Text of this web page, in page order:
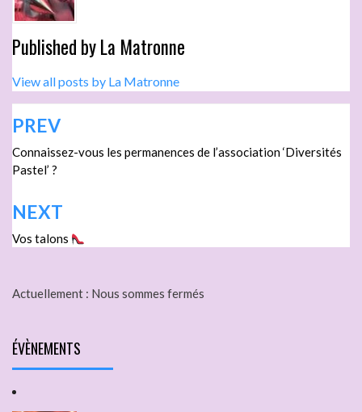
Published byLa Matronne
View all posts by La Matronne
PREV
Connaissez-vous les permanences de l’association ‘Diversités
Pastel’ ?
NEXT
Vos talons
Actuellement : Nous sommes fermés
ÉVÈNEMENTS